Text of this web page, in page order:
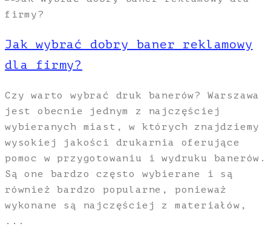
Jak wybrać dobry baner reklamowy
dla firmy?
Czy warto wybrać druk banerów? Warszawa
jest obecnie jednym z najczęściej
wybieranych miast, w których znajdziemy
wysokiej jakości drukarnia oferujące
pomoc w przygotowaniu i wydruku banerów.
Są one bardzo często wybierane i są
również bardzo popularne, ponieważ
wykonane są najczęściej z materiałów,
...